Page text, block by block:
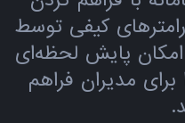
کیفی توسط
امکان پایش لحظه‌ای
مدیران فراهم